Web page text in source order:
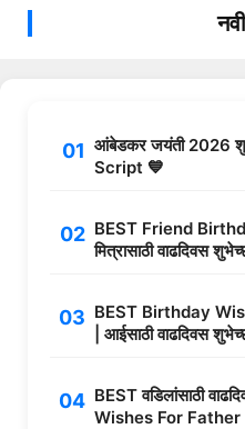
आंबेडकर जयंती 2026
Script 💙
BEST Friend
मित्रासाठी वाढदिवस
BEST Birthday
| आईसाठी वाढदिवस
BEST वडिलांसाठी
Wishes For